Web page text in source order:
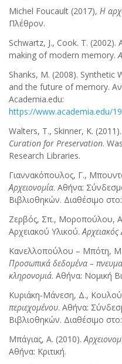
Michel Foucault (2017), Η
Πλέθρον.
Schwartz, J., Cook. T.
making of modern memory.
Shanks, M. (2008). Synthetic
and the future of memory.
Academia.edu:
https://www.academia.edu/
Walters, T., Skinner, K. (2011).
Curation for Preservation.
Research Libraries.
Γιαννακόπουλος, Γ.,
Αρχειονομία. Αθήνα:
Βιβλιοθηκών. Διαθέσιμο στο:
Ζερβός, Σπ., Μοροπούλου, Α.
Αρχειακού Υλικού. Αρχειακός
Κανελλοπούλου – Μπότη,
Προσωπικά δεδομένα –
κληρονομιά. Αθήνα: Νομική
Κυριάκη-Μάνεση, Δ.,
περιεχομένου. Αθήνα:
Βιβλιοθηκών. Διαθέσιμο στο:
Μπάγιας, Α. (2010).
Αθήνα: Κριτική.